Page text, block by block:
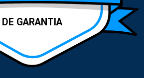
DE GARANTIA